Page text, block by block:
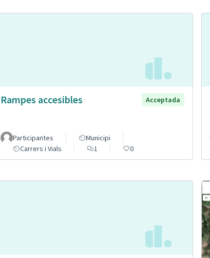
Rampes accesibles Acceptada
Participantes
Municipi
Carrers i Vials
1 0